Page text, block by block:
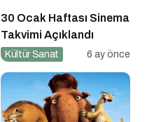
30 Ocak Haftası Sinema
Takvimi Açıklandı
Kültür Sanat 6 ay önce